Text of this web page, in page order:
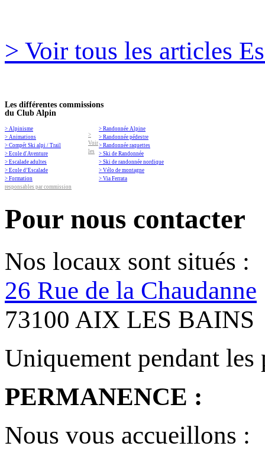
> Voir tous les articles
Les différentes commissions
du Club Alpin
> Alpinisme
> Animations
> Compét Ski alpi / Trail
> Ecole d'Aventure
> Escalade adultes
> Ecole d’Escalade
> Formation
> Randonnée Alpine
> Randonnée pédestre
> Randonnée raquettes
> Ski de Randonnée
> Ski de randonnée nordique
> Vélo de montagne
> Via Ferrata
>
Voir
les
responsables par commission
Pour nous contacter
Nos locaux sont situés :
26 Rue de la Chaudanne
73100 AIX LES BAINS
Uniquement pendant les
PERMANENCE :
Nous vous accueillons :